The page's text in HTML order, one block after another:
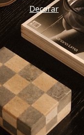
Decorar